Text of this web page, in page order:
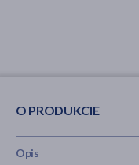
O PRODUKCIE
Opis